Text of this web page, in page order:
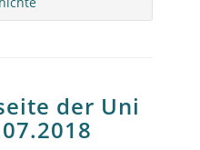
der Uni